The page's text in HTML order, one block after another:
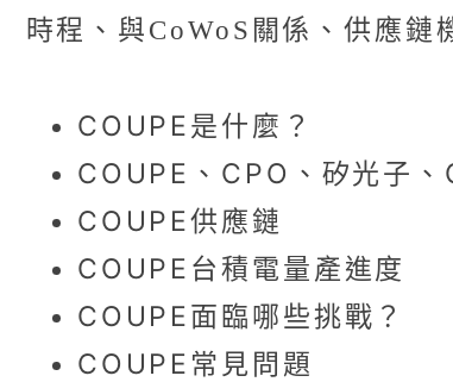
時程、與CoWoS關係、供應鏈
COUPE是什麼？
COUPE、CPO、矽光子、
COUPE供應鏈
COUPE台積電量產進度
COUPE面臨哪些挑戰？
COUPE常見問題